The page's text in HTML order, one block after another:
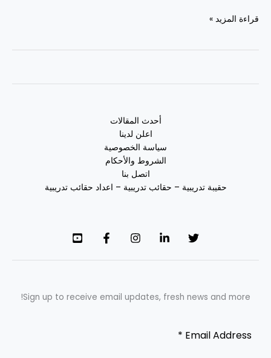
قراءة المزيد »
أحدث المقالات
اعلن لدينا
سياسة الخصوصية
الشروط والأحكام
اتصل بنا
حقيبة تدريبية – حقائب تدريبية – اعداد حقائب تدريبية
Sign up to receive email updates, fresh news and more!